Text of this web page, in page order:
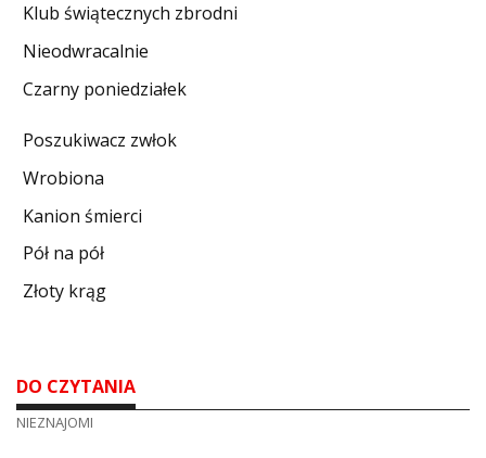
Klub świątecznych zbrodni
Nieodwracalnie
Czarny poniedziałek
Poszukiwacz zwłok
Wrobiona
Kanion śmierci
Pół na pół
Złoty krąg
DO CZYTANIA
NIEZNAJOMI